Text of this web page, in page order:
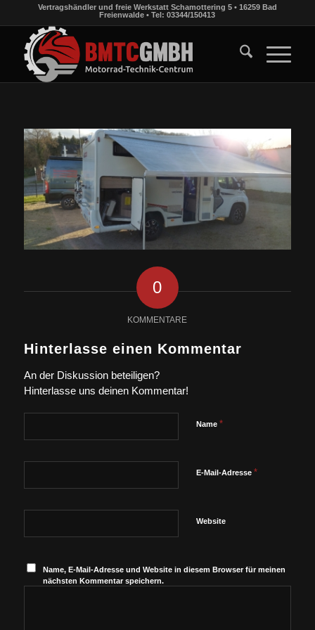
Vertragshändler und freie Werkstatt Schamottering 5 • 16259 Bad
Freienwalde • Tel: 03344/150413
0
KOMMENTARE
Hinterlasse einen Kommentar
An der Diskussion beteiligen?
Hinterlasse uns deinen Kommentar!
Name *
E-Mail-Adresse *
Website
Name, E-Mail-Adresse und Website in diesem Browser für meinen
nächsten Kommentar speichern.